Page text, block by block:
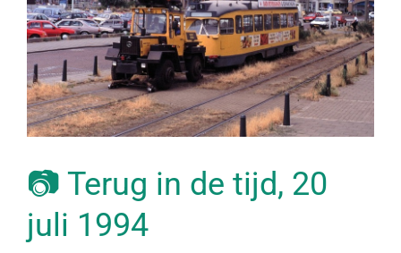
📷 Terug in de tijd, 20
juli 1994